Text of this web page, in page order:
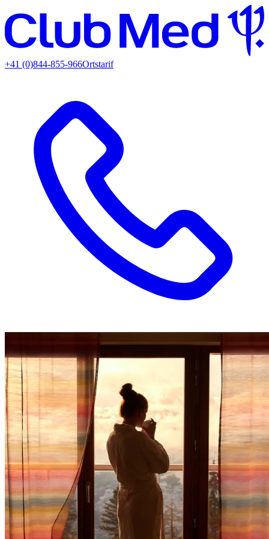
+41 (0)844-855-966Ortstarif